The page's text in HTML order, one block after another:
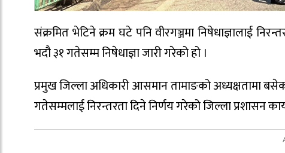
संक्रमित भेटिने क्रम घटे पनि वीरगञ्जमा निषेधाज्ञालाई
भदौ ३१ गतेसम्म निषेधाज्ञा जारी गरेको हो ।
प्रमुख जिल्ला अधिकारी आसमान तामाङको अध्यक्षतामा
गतेसम्मलाई निरन्तरता दिने निर्णय गरेको जिल्ला प्रशासन